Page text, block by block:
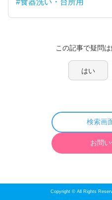
#食器洗い・台所用
この記事で疑問
はい
検索画
お問
Copyright © All Rights